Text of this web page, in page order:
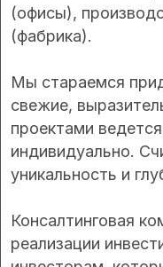
(офисы),
(фабрика).
Мы стараемся
свежие,
проектами
индивидуально.
уникальность и
Консалтинговая
реализации